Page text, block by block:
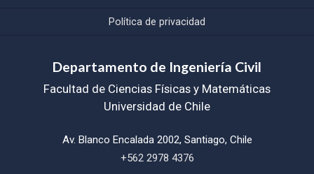
Política de privacidad
Departamento de Ingeniería Civil
Facultad de Ciencias Físicas y Matemáticas
Universidad de Chile
Av. Blanco Encalada 2002, Santiago, Chile
+562 2978 4376